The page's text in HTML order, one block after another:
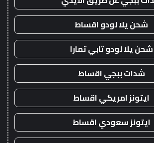
شحن يلا لودو اقساط
شحن يلا لودو تابي تمارا
شدات ببجي اقساط
ايتونز امريكي اقساط
ايتونز سعودي اقساط